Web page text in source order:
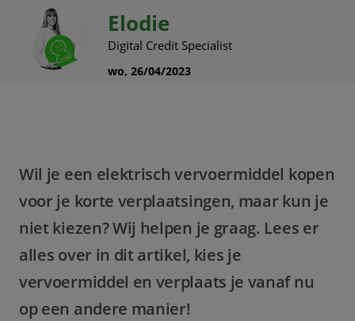
Elodie
Digital Credit Specialist
wo, 26/04/2023
Wil je een elektrisch vervoermiddel kopen
voor je korte verplaatsingen, maar kun je
niet kiezen? Wij helpen je graag. Lees er
alles over in dit artikel, kies je
vervoermiddel en verplaats je vanaf nu
op een andere manier!